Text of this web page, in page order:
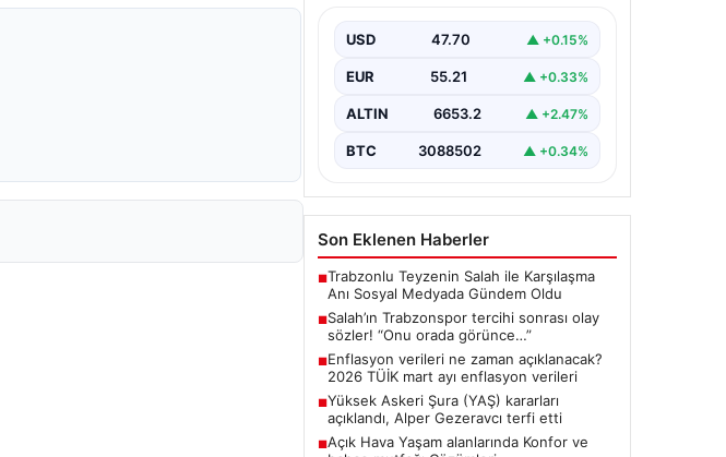
görünce…”
USD 47.70 ▲ +0.15%
EUR 55.21 ▲ +0.33%
ALTIN 6653.2 ▲ +2.47%
BTC 3088502 ▲ +0.34%
Son Eklenen Haberler
■Trabzonlu Teyzenin Salah ile Karşılaşma
Anı Sosyal Medyada Gündem Oldu
■Salah’ın Trabzonspor tercihi sonrası olay
sözler! “Onu orada görünce…”
■Enflasyon verileri ne zaman açıklanacak?
2026 TÜİK mart ayı enflasyon verileri
■Yüksek Askeri Şura (YAŞ) kararları
açıklandı, Alper Gezeravcı terfi etti
■Açık Hava Yaşam alanlarında Konfor ve